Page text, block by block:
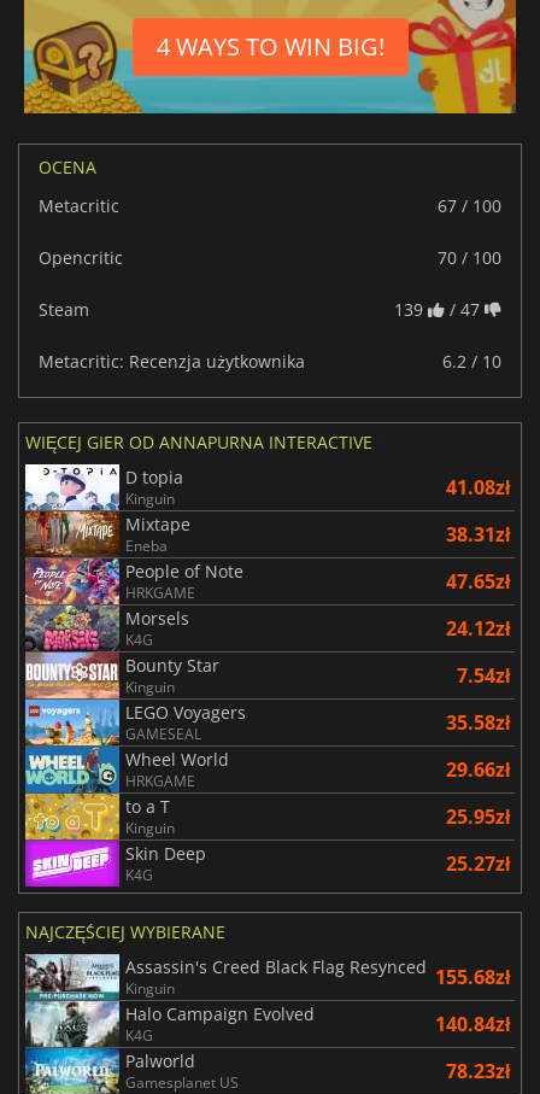
Meksykański hiszpański
4 WAYS TO WIN BIG!
OCENA
Metacritic
67 / 100
Opencritic 70 / 100
Steam 139 / 47
Metacritic: Recenzja użytkownika 6.2 / 10
WIĘCEJ GIER OD ANNAPURNA INTERACTIVE
D topia
Kinguin 41.08zł
Mixtape
Eneba 38.31zł
People of Note
HRKGAME 47.65zł
Morsels
K4G 24.12zł
Bounty Star
Kinguin 7.54zł
LEGO Voyagers
GAMESEAL 35.58zł
Wheel World
HRKGAME 29.66zł
to a T
Kinguin 25.95zł
Skin Deep
K4G 25.27zł
NAJCZĘŚCIEJ WYBIERANE
Assassin's Creed Black Flag Resynced
Kinguin 155.68zł
Halo Campaign Evolved
K4G 140.84zł
Palworld
Gamesplanet US 78.23zł